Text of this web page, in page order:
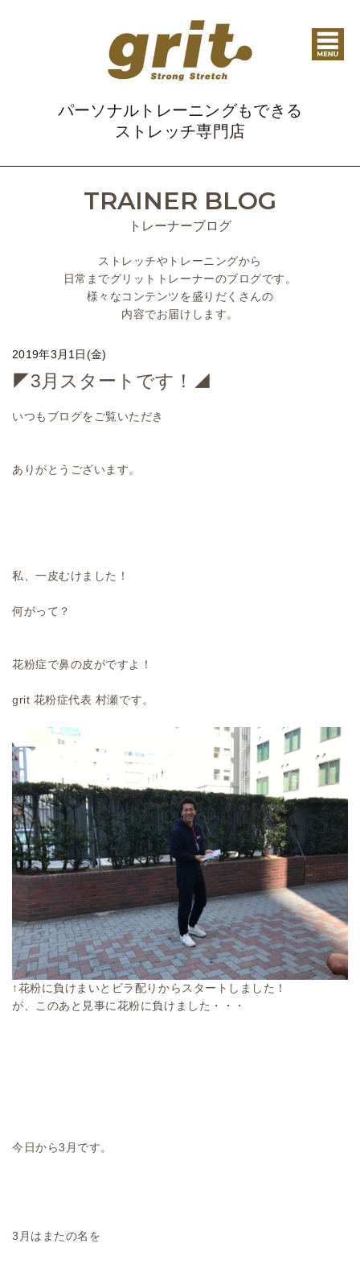
パーソナルトレーニングもできる
ストレッチ専門店
TRAINER BLOG
トレーナーブログ
ストレッチやトレーニングから
日常までグリットトレーナーのブログです。
様々なコンテンツを盛りだくさんの
内容でお届けします。
2019年3月1日(金)
◤3月スタートです！◢
いつもブログをご覧いただき
ありがとうございます。
私、一皮むけました！
何がって？
花粉症で鼻の皮がですよ！
grit 花粉症代表 村瀬です。
↑花粉に負けまいとビラ配りからスタートしました！
が、このあと見事に花粉に負けました・・・
今日から3月です。
3月はまたの名を